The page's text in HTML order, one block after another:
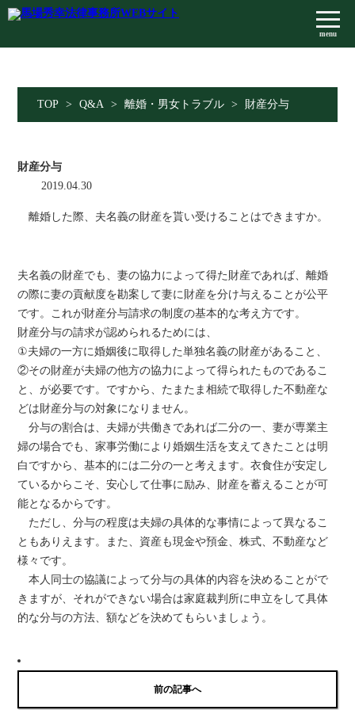
menu
TOP > Q&A > 離婚・男女トラブル > 財産分与
財産分与
2019.04.30
離婚した際、夫名義の財産を貰い受けることはできますか。
夫名義の財産でも、妻の協力によって得た財産であれば、離婚
の際に妻の貢献度を勘案して妻に財産を分け与えることが公平
です。これが財産分与請求の制度の基本的な考え方です。
財産分与の請求が認められるためには、
①夫婦の一方に婚姻後に取得した単独名義の財産があること、
②その財産が夫婦の他方の協力によって得られたものであるこ
と、が必要です。ですから、たまたま相続で取得した不動産な
どは財産分与の対象になりません。
分与の割合は、夫婦が共働きであれば二分の一、妻が専業主
婦の場合でも、家事労働により婚姻生活を支えてきたことは明
白ですから、基本的には二分の一と考えます。衣食住が安定し
ているからこそ、安心して仕事に励み、財産を蓄えることが可
能となるからです。
ただし、分与の程度は夫婦の具体的な事情によって異なるこ
ともありえます。また、資産も現金や預金、株式、不動産など
様々です。
本人同士の協議によって分与の具体的内容を決めることがで
きますが、それができない場合は家庭裁判所に申立をして具体
的な分与の方法、額などを決めてもらいましょう。
前の記事へ